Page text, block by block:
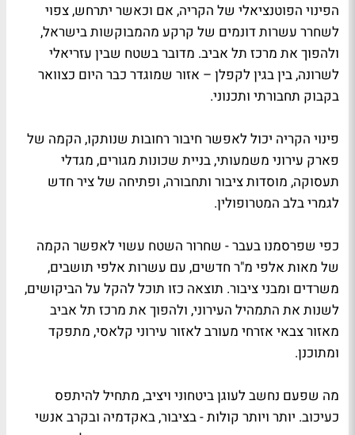
הפינוי הפוטנציאלי של הקריה, אם וכאשר יתרחש, צפוי
לשחרר עשרות דונמים של קרקע מהמבוקשות בישראל,
ולהפוך את מרכז תל אביב. מדובר בשטח שבין עזריאלי
לשרונה, בין בגין לקפלן – אזור שמוגדר כבר היום כצוואר
בקבוק תחבורתי ותכנוני.
פינוי הקריה יכול לאפשר חיבור רחובות שנותקו, הקמה של
פארק עירוני משמעותי, בניית שכונות מגורים, מגדלי
תעסוקה, מוסדות ציבור ותחבורה, ופתיחה של ציר חדש
לגמרי בלב המטרופולין.
כפי שפרסמנו בעבר - שחרור השטח עשוי לאפשר הקמה
של מאות אלפי מ"ר חדשים, עם עשרות אלפי תושבים,
משרדים ומבני ציבור. תוצאה כזו תוכל להקל על הביקושים,
לשנות את התמהיל העירוני, ולהפוך את מרכז תל אביב
מאזור צבאי אזרחי מעורב לאזור עירוני קלאסי, מתפקד
ומתוכנן.
מה שפעם נחשב לעוגן ביטחוני ויציב, מתחיל להיתפס
כעיכוב. יותר ויותר קולות - בציבור, באקדמיה ובקרב אנשי